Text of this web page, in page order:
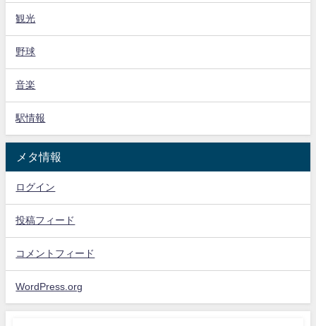
観光
野球
音楽
駅情報
メタ情報
ログイン
投稿フィード
コメントフィード
WordPress.org